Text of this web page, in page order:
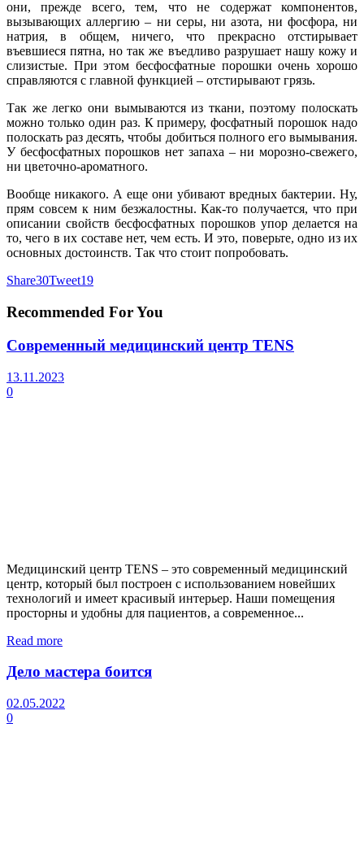
они, прежде всего, тем, что не содержат компонентов,
вызывающих аллергию – ни серы, ни азота, ни фосфора, ни
натрия, в общем, ничего, что прекрасно отстирывает
въевшиеся пятна, но так же въедливо разрушает нашу кожу и
слизистые. При этом бесфосфатные порошки очень хорошо
справляются с главной функцией – отстирывают грязь.
Так же легко они вымываются из ткани, поэтому полоскать
можно только один раз. К примеру, фосфатный порошок надо
полоскать раз десять, чтобы добиться полного его вымывания.
У бесфосфатных порошков нет запаха – ни морозно-свежего,
ни цветочно-ароматного.
Вообще никакого. А еще они убивают вредных бактерии. Ну,
прям совсем к ним безжалостны. Как-то получается, что при
описании свойств бесфосфатных порошков упор делается на
то, чего в их составе нет, чем есть. И это, поверьте, одно из их
основных достоинств. Так что стоит попробовать.
Share30Tweet19
Recommended For You
Современный медицинский центр TENS
13.11.2023
0
Медицинский центр TENS – это современный медицинский
центр, который был построен с использованием новейших
технологий и имеет красивый интерьер. Наши помещения
просторны и удобны для пациентов, а современное...
Read more
Дело мастера боится
02.05.2022
0